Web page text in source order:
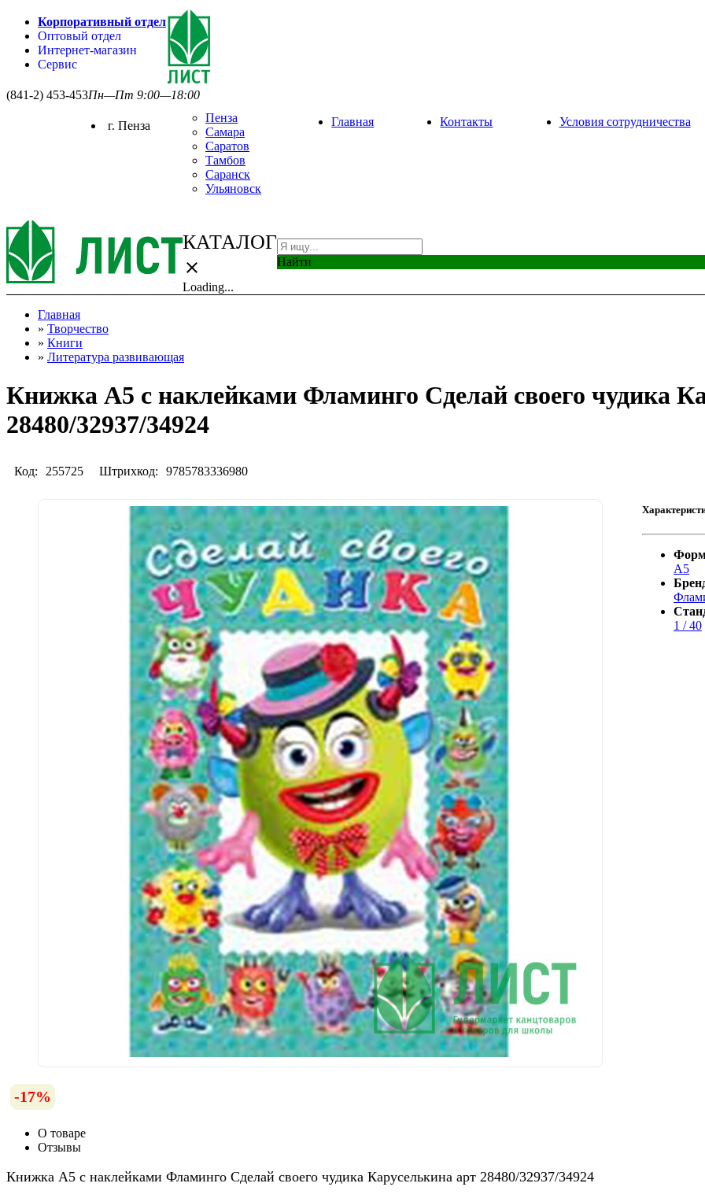
Корпоративный отдел
Оптовый отдел
Интернет-магазин
Сервис
(841-2) 453-453Пн—Пт 9:00—18:00
г. Пенза
Пенза
Самара
Саратов
Тамбов
Саранск
Ульяновск
Главная Контакты Условия сотрудничества
КАТАЛОГ
close
Loading...
Найти
Главная
» Творчество
» Книги
» Литература развивающая
Книжка А5 с наклейками Фламинго Сделай своего чудика
28480/32937/34924
Код: 255725 Штрихкод: 9785783336980
-17%
А5
1 / 40
О товаре
Отзывы
Книжка А5 с наклейками Фламинго Сделай своего чудика Каруселькина арт 28480/32937/34924